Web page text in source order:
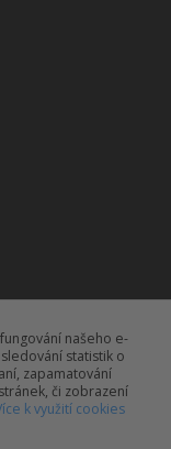
našeho e-
statistik o
zapamatování
či zobrazení
k využití cookies